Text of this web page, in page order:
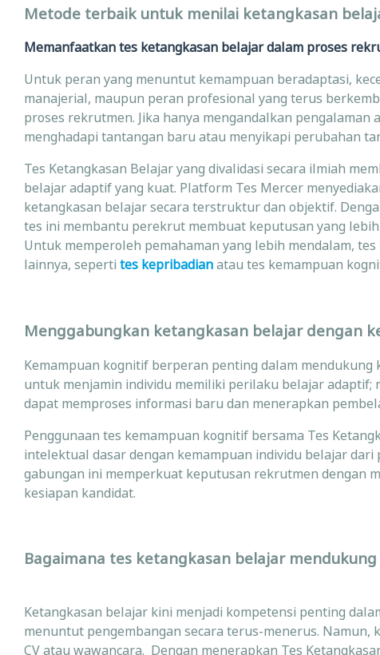
Metode terbaik untuk menilai ketangkasan
Memanfaatkan tes ketangkasan belajar dalam proses
Untuk peran yang menuntut kemampuan beradaptasi,
manajerial, maupun peran profesional yang terus
proses rekrutmen. Jika hanya mengandalkan
menghadapi tantangan baru atau menyikapi perubahan
Tes Ketangkasan Belajar yang divalidasi secara ilmiah
belajar adaptif yang kuat. Platform Tes Mercer
ketangkasan belajar secara terstruktur dan objektif.
tes ini membantu perekrut membuat keputusan yang
Untuk memperoleh pemahaman yang lebih mendalam,
lainnya, seperti tes kepribadianatau tes kemampuan
Menggabungkan ketangkasan belajar dengan
Kemampuan kognitif berperan penting dalam
untuk menjamin individu memiliki perilaku belajar
dapat memproses informasi baru dan menerapkan
Penggunaan tes kemampuan kognitif bersama Tes
intelektual dasar dengan kemampuan individu belajar
gabungan ini memperkuat keputusan rekrutmen dengan
kesiapan kandidat.
Bagaimana tes ketangkasan belajar
Ketangkasan belajar kini menjadi kompetensi penting
menuntut pengembangan secara terus-menerus.
CV atau wawancara. Dengan menerapkan Tes